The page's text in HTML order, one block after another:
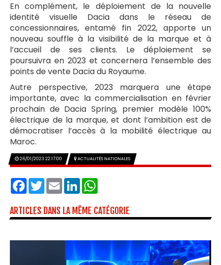
En complément, le déploiement de la nouvelle
identité visuelle Dacia dans le réseau de
concessionnaires, entamé fin 2022, apporte un
nouveau souffle à la visibilité de la marque et à
l’accueil de ses clients. Le déploiement se
poursuivra en 2023 et concernera l’ensemble des
points de vente Dacia du Royaume.
Autre perspective, 2023 marquera une étape
importante, avec la commercialisation en février
prochain de Dacia Spring, premier modèle 100%
électrique de la marque, et dont l’ambition est de
démocratiser l’accès à la mobilité électrique au
Maroc.
26/01/2023 22:17:00 ACTUALITÉS NATIONALES
Facebook
TwitterEmailLinkedIn
ARTICLES DANS LA MÊME CATÉGORIE